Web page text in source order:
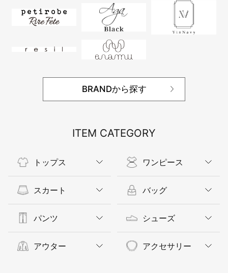
BRANDから探す
ITEM CATEGORY
トップス
スカート
パンツ
アウター
ワンピース
バッグ
シューズ
アクセサリー